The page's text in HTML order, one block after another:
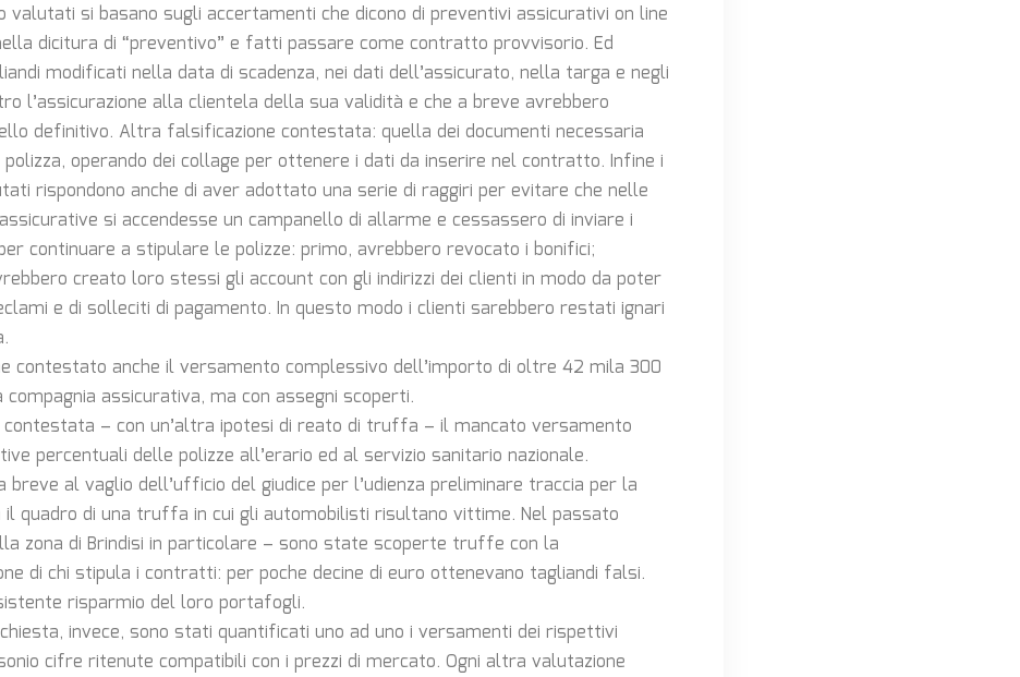
valutati si basano sugli accertamenti che dicono di preventivi assicurativi on line
dicitura di “preventivo” e fatti passare come contratto provvisorio. Ed
modificati nella data di scadenza, nei dati dell’assicurato, nella targa e negli
l’assicurazione alla clientela della sua validità e che a breve avrebbero
definitivo. Altra falsificazione contestata: quella dei documenti necessaria
operando dei collage per ottenere i dati da inserire nel contratto. Infine i
rispondono anche di aver adottato una serie di raggiri per evitare che nelle
si accendesse un campanello di allarme e cessassero di inviare i
continuare a stipulare le polizze: primo, avrebbero revocato i bonifici;
creato loro stessi gli account con gli indirizzi dei clienti in modo da poter
e di solleciti di pagamento. In questo modo i clienti sarebbero restati ignari
contestato anche il versamento complessivo dell’importo di oltre 42 mila 300
compagnia assicurativa, ma con assegni scoperti.
contestata – con un’altra ipotesi di reato di truffa – il mancato versamento
percentuali delle polizze all’erario ed al servizio sanitario nazionale.
breve al vaglio dell’ufficio del giudice per l’udienza preliminare traccia per la
quadro di una truffa in cui gli automobilisti risultano vittime. Nel passato
zona di Brindisi in particolare – sono state scoperte truffe con la
di chi stipula i contratti: per poche decine di euro ottenevano tagliandi falsi.
risparmio del loro portafogli.
invece, sono stati quantificati uno ad uno i versamenti dei rispettivi
cifre ritenute compatibili con i prezzi di mercato. Ogni altra valutazione